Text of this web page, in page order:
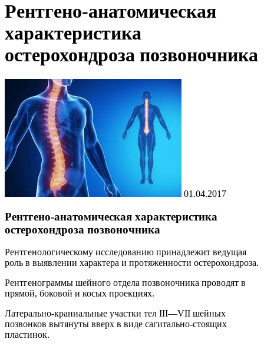
Рентгено-анатомическая
характеристика
остерохондроза позвоночника
01.04.2017
Рентгено-анатомическая характеристика
остерохондроза позвоночника
Рентгенологическому исследованию принадлежит ведущая
роль в выявлении характера и протяженности остерохондроза.
Рентгенограммы шейного отдела позвоночника проводят в
прямой, боковой и косых проекциях.
Латерально-краниальные участки тел III—VII шейных
позвонков вытянуты вверх в виде сагитально-стоящих
пластинок.